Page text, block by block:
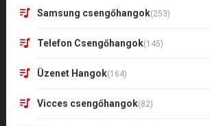
Samsung csengőhangok(253)
Telefon Csengőhangok(145)
Üzenet Hangok(164)
Vicces csengőhangok(82)